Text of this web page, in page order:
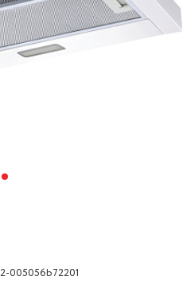
005056b72201